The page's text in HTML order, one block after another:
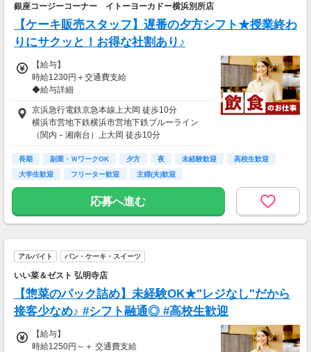
銀座コージーコーナー イトーヨーカドー横浜別所店
【ケーキ販売スタッフ】遅番の夕方シフト★授業終わ
りにサクッと！お得な社割あり♪
【給与】
時給1230円＋交通費支給
◆給与詳細
時給1230円＋交通費支給
※研修あり（研修中も時給は変わりません♪）
※高校生時給1230円
月1回
（月末〆翌月15日支払い）
別途一部支給
社内規定より2万円まで支給
※車通勤はできません。予めご了承下さい。
京浜急行電鉄京急本線上大岡 徒歩10分
横浜市営地下鉄横浜市営地下鉄ブルーライン
（関内－湘南台）上大岡 徒歩10分
京浜急行電鉄京急本線弘明寺 徒歩12分
横浜市営地下鉄横浜市営地下鉄ブルーライン
（関内－湘南台）弘明寺 徒歩13分
（関内－湘南台）港南中央
長期 副業・ＷワークOK 夕方 夜 未経験歓迎
高校生歓迎
大学生歓迎
フリーター歓迎 主婦(夫)歓迎
応募へ進む
アルバイト パン・ケーキ・スイーツ
いい菜＆ゼスト 弘明寺店
【惣菜のパック詰め】未経験OK★"レジなし"だから
接客少なめ♪ #シフト融通◎ #高校生歓迎
【給与】
時給1250円～＋ 交通費支給